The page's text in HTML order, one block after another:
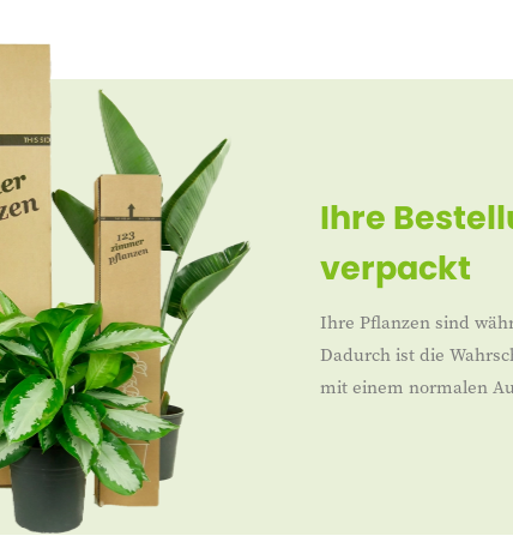
Ihre
verpackt
Ihre Pflanzen sind
Dadurch ist die
mit einem normalen